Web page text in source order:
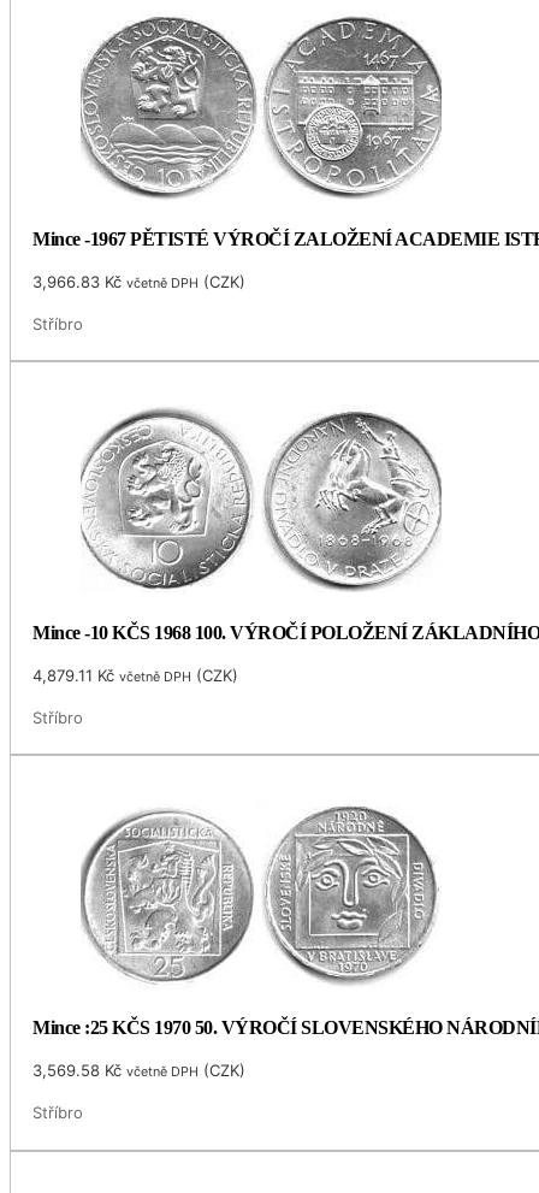
Mince -1967 PĚTISTÉ VÝROČÍ ZALOŽENÍ ACADEMIE
3,966.83 Kč včetně DPH (CZK)
Stříbro
Mince -10 KČS 1968 100. VÝROČÍ POLOŽENÍ
4,879.11 Kč včetně DPH (CZK)
Stříbro
Mince :25 KČS 1970 50. VÝROČÍ SLOVENSKÉHO
3,569.58 Kč včetně DPH (CZK)
Stříbro